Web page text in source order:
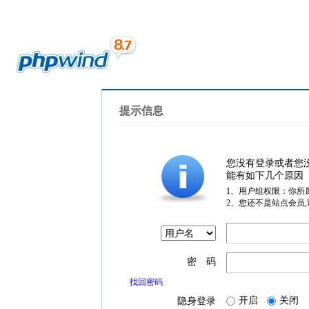
提示信息
您没有登录或者您
能有如下几个原因
1、用户组权限：你所
2、您还不是站点会员
密 码
找回密码
隐身登录 开启 关闭